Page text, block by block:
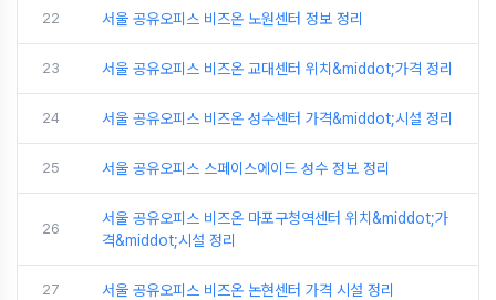
22 서울 공유오피스 비즈온 노원센터 정보 정리
23 서울 공유오피스 비즈온 교대센터 위치&middot;가격 정리
24 서울 공유오피스 비즈온 성수센터 가격&middot;시설 정리
25 서울 공유오피스 스페이스에이드 성수 정보 정리
26
서울 공유오피스 비즈온 마포구청역센터 위치&middot;가
격&middot;시설 정리
27 서울 공유오피스 비즈온 논현센터 가격 시설 정리